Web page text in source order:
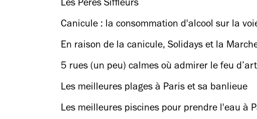
Les Pères Siffleurs
Canicule : la consommation d'alcool sur la
En raison de la canicule, Solidays et la
5 rues (un peu) calmes où admirer le feu
Les meilleures plages à Paris et sa banlieue
Les meilleures piscines pour prendre l'eau à